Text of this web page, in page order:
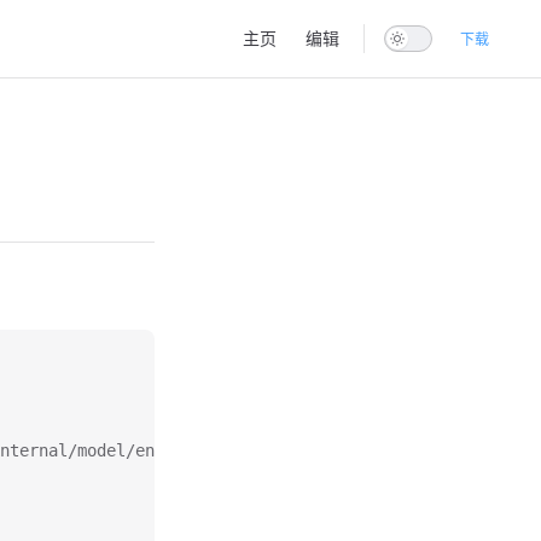
主页 编辑 下载
model/entity"